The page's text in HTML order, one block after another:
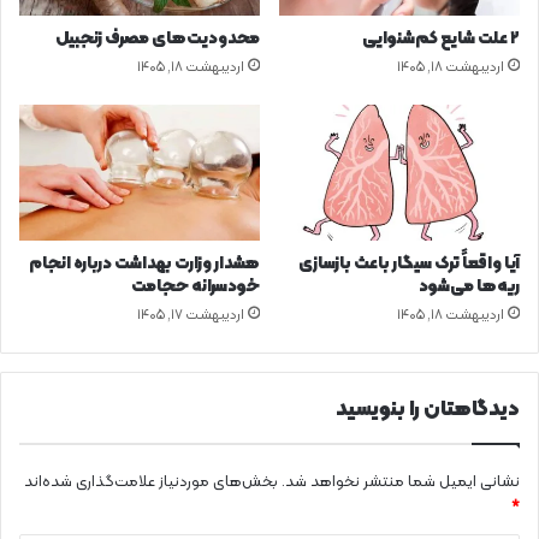
ف
ی
م
ج
ا
ز
ی
ت
ا
ر
ا
ح
ی‌
۲ علت شایع‌ کم‌شنوایی
اردیبهشت ۱۸, ۱۴۰۵
محدودیت‌های مصرف زنجبیل
اردیبهشت ۱۸, ۱۴۰۵
آیا واقعاً ترک سیگار باعث بازسازی
ریه‌ها می‌شود
اردیبهشت ۱۸, ۱۴۰۵
هشدار وزارت بهداشت درباره انجام
خودسرانه حجامت
اردیبهشت ۱۷, ۱۴۰۵
دیدگاهتان را بنویسید
نشانی ایمیل شما منتشر نخواهد شد. بخش‌های موردنیاز علامت‌گذاری شده‌اند
*